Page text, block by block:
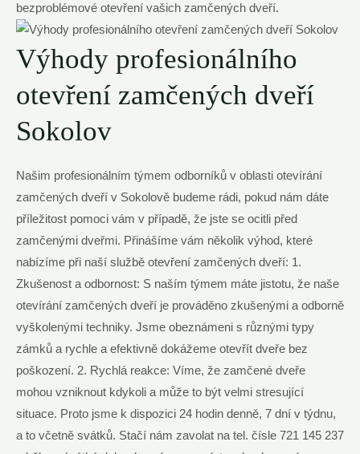
bezproblémové otevření vašich zamčených dveří.
Výhody profesionálního
otevření zamčených dveří
Sokolov
Našim profesionálním týmem odborníků v oblasti otevírání
zamčených dveří v Sokolově budeme rádi, pokud nám dáte
příležitost pomoci vám v případě, že jste se ocitli před
zamčenými dveřmi. Přinášíme vám několik výhod, které
nabízíme při naší službě otevření zamčených dveří: 1.
Zkušenost a odbornost: S naším týmem máte jistotu, že naše
otevírání zamčených dveří je prováděno zkušenými a odborně
vyškolenými techniky. Jsme obeznámeni s různými typy
zámků a rychle a efektivně dokážeme otevřít dveře bez
poškození. 2. Rychlá reakce: Víme, že zamčené dveře
mohou vzniknout kdykoli a může to být velmi stresující
situace. Proto jsme k dispozici 24 hodin denně, 7 dní v týdnu,
a to včetně svátků. Stačí nám zavolat na tel. čísle 721 145 237